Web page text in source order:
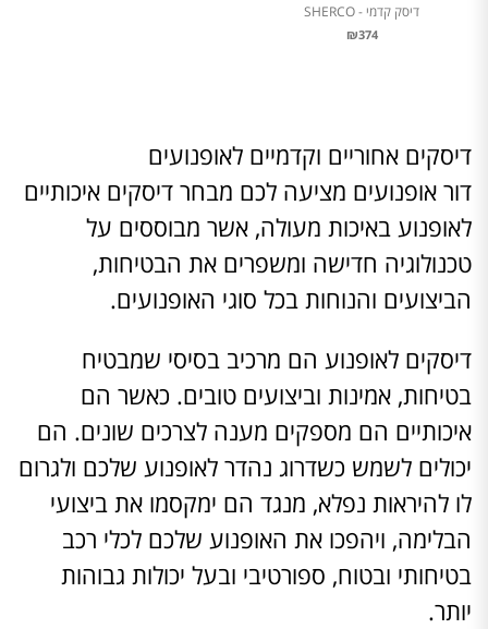
דיסק קדמי - SHERCO
₪374
דיסקים אחוריים וקדמיים לאופנועים
דור אופנועים מציעה לכם מבחר דיסקים איכותיים
לאופנוע באיכות מעולה, אשר מבוססים על
טכנולוגיה חדישה ומשפרים את הבטיחות,
הביצועים והנוחות בכל סוגי האופנועים.
דיסקים לאופנוע הם מרכיב בסיסי שמבטיח
בטיחות, אמינות וביצועים טובים. כאשר הם
איכותיים הם מספקים מענה לצרכים שונים. הם
יכולים לשמש כשדרוג נהדר לאופנוע שלכם ולגרום
לו להיראות נפלא, מנגד הם ימקסמו את ביצועי
הבלימה, ויהפכו את האופנוע שלכם לכלי רכב
בטיחותי ובטוח, ספורטיבי ובעל יכולות גבוהות
יותר.